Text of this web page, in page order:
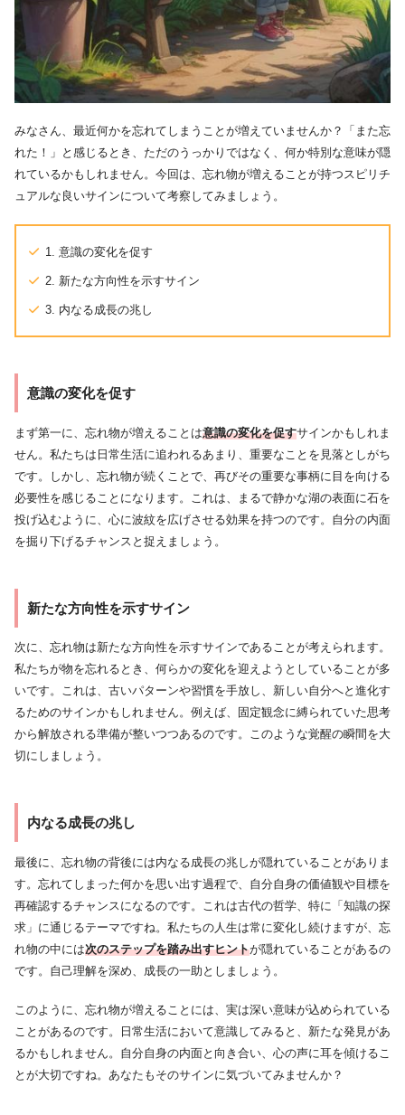
みなさん、最近何かを忘れてしまうことが増えていませんか？「また忘
れた！」と感じるとき、ただのうっかりではなく、何か特別な意味が隠
れているかもしれません。今回は、忘れ物が増えることが持つスピリチ
ュアルな良いサインについて考察してみましょう。
1. 意識の変化を促す
2. 新たな方向性を示すサイン
3. 内なる成長の兆し
意識の変化を促す
まず第一に、忘れ物が増えることは意識の変化を促すサインかもしれま
せん。私たちは日常生活に追われるあまり、重要なことを見落としがち
です。しかし、忘れ物が続くことで、再びその重要な事柄に目を向ける
必要性を感じることになります。これは、まるで静かな湖の表面に石を
投げ込むように、心に波紋を広げさせる効果を持つのです。自分の内面
を掘り下げるチャンスと捉えましょう。
新たな方向性を示すサイン
次に、忘れ物は新たな方向性を示すサインであることが考えられます。
私たちが物を忘れるとき、何らかの変化を迎えようとしていることが多
いです。これは、古いパターンや習慣を手放し、新しい自分へと進化す
るためのサインかもしれません。例えば、固定観念に縛られていた思考
から解放される準備が整いつつあるのです。このような覚醒の瞬間を大
切にしましょう。
内なる成長の兆し
最後に、忘れ物の背後には内なる成長の兆しが隠れていることがありま
す。忘れてしまった何かを思い出す過程で、自分自身の価値観や目標を
再確認するチャンスになるのです。これは古代の哲学、特に「知識の探
求」に通じるテーマですね。私たちの人生は常に変化し続けますが、忘
れ物の中には次のステップを踏み出すヒントが隠れていることがあるの
です。自己理解を深め、成長の一助としましょう。
このように、忘れ物が増えることには、実は深い意味が込められている
ことがあるのです。日常生活において意識してみると、新たな発見があ
るかもしれません。自分自身の内面と向き合い、心の声に耳を傾けるこ
とが大切ですね。あなたもそのサインに気づいてみませんか？